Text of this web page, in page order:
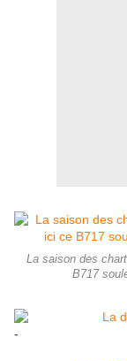
La saison des
B717
-